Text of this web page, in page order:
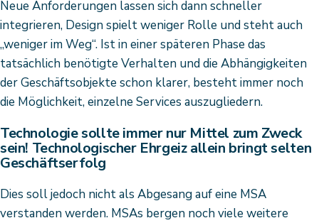
Neue Anforderungen lassen sich dann schneller
integrieren, Design spielt weniger Rolle und steht auch
„weniger im Weg“. Ist in einer späteren Phase das
tatsächlich benötigte Verhalten und die Abhängigkeiten
der Geschäftsobjekte schon klarer, besteht immer noch
die Möglichkeit, einzelne Services auszugliedern.
Technologie sollte immer nur Mittel zum Zweck
sein! Technologischer Ehrgeiz allein bringt selten
Geschäftserfolg
Dies soll jedoch nicht als Abgesang auf eine MSA
verstanden werden. MSAs bergen noch viele weitere